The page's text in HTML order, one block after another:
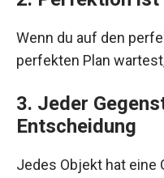
Wenn du auf den
perfekten Plan
3. Jeder
Entscheidung
Jedes Objekt hat eine